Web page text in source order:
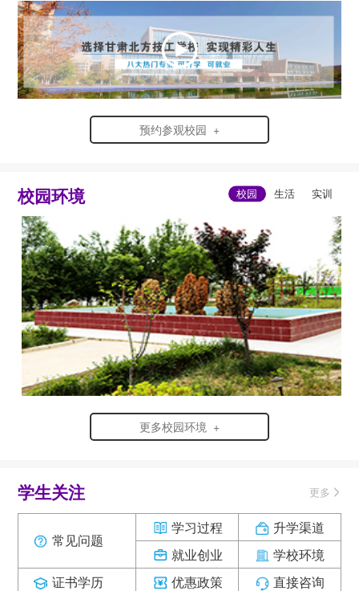
预约参观校园 +
校园环境
更多校园环境 +
学生关注 更多
常见问题
学习过程
就业创业
升学渠道
学校环境
证书学历
优惠政策
直接咨询